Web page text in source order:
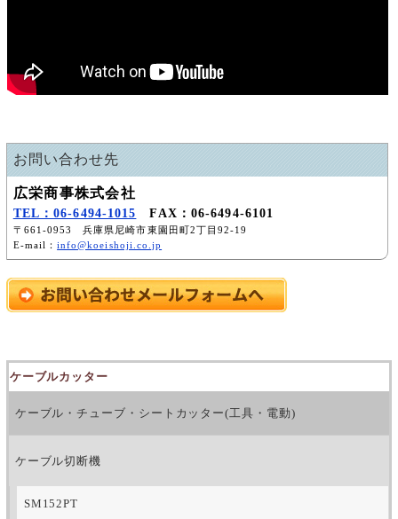
ケーブルカッター
ケーブル・チューブ・シートカッター(工具・電動)
ケーブル切断機
SM152PT
お問い合わせ先
広栄商事株式会社
TEL：06-6494-1015 FAX：06-6494-6101
〒661-0953 兵庫県尼崎市東園田町2丁目92-19
E-mail：info@koeishoji.co.jp